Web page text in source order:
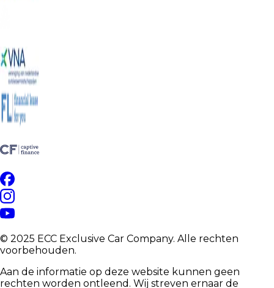
© 2025 ECC Exclusive Car Company. Alle rechten
voorbehouden.
Aan de informatie op deze website kunnen geen
rechten worden ontleend. Wij streven ernaar de